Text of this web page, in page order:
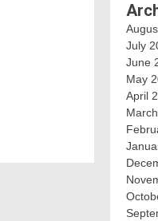
July
June
May
April